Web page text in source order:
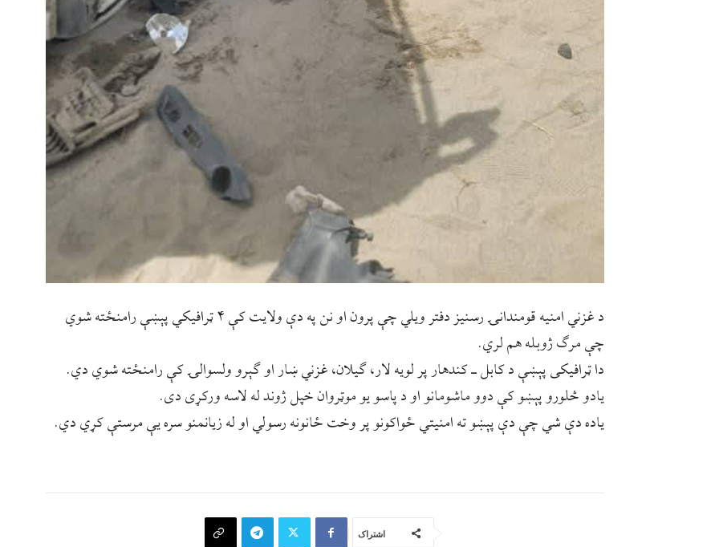
د غزني امنیه قومندانۍ رسنيز دفتر ویلي چې پرون او نن په دې ولایت کې ۴ ټرافیکي پېښې رامنځته شوي
چې مرګ ژوبله هم لري.
دا ټرافیکی پېښې د کابل ـ کندهار پر لویه لار، ګیلان، غزني ښار او ګېرو ولسوالۍ کې رامنځته شوي دي.
یادو څلورو پېښو کې دوو ماشومانو او د پاسو یو موټروان خپل ژوند له لاسه ورکړی دی.
یاده دې شي چې دې پېښو ته امنیتي ځواکونو پر وخت ځانونه رسولي او له زیانمنو سره یې مرستې کړي دي.
اشتراک